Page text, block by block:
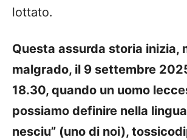
lottato.
Questa assurda storia inizia,
malgrado, il 9 settembre
18.30, quando un uomo
possiamo definire nella
nesciu” (uno di noi),